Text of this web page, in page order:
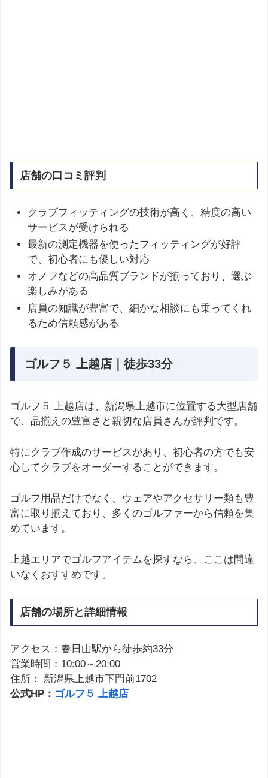
店舗の口コミ評判
クラブフィッティングの技術が高く、精度の高い
サービスが受けられる
最新の測定機器を使ったフィッティングが好評
で、初心者にも優しい対応
オノフなどの高品質ブランドが揃っており、選ぶ
楽しみがある
店員の知識が豊富で、細かな相談にも乗ってくれ
るため信頼感がある
ゴルフ５ 上越店｜徒歩33分
ゴルフ５ 上越店は、新潟県上越市に位置する大型店舗
で、品揃えの豊富さと親切な店員さんが評判です。
特にクラブ作成のサービスがあり、初心者の方でも安
心してクラブをオーダーすることができます。
ゴルフ用品だけでなく、ウェアやアクセサリー類も豊
富に取り揃えており、多くのゴルファーから信頼を集
めています。
上越エリアでゴルフアイテムを探すなら、ここは間違
いなくおすすめです。
店舗の場所と詳細情報
アクセス：春日山駅から徒歩約33分
営業時間：10:00～20:00
住所： 新潟県上越市下門前1702
公式HP： ゴルフ５ 上越店